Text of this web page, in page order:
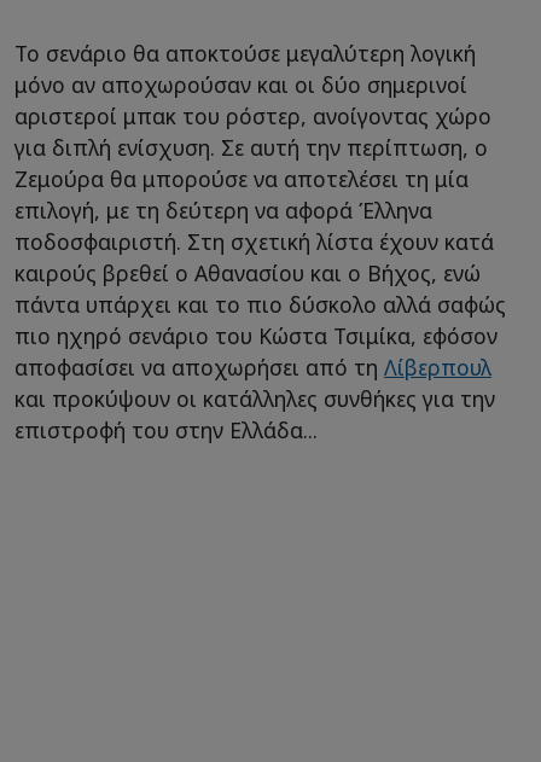
Το σενάριο θα αποκτούσε μεγαλύτερη λογική
μόνο αν αποχωρούσαν και οι δύο σημερινοί
αριστεροί μπακ του ρόστερ, ανοίγοντας χώρο
για διπλή ενίσχυση. Σε αυτή την περίπτωση, ο
Ζεμούρα θα μπορούσε να αποτελέσει τη μία
επιλογή, με τη δεύτερη να αφορά Έλληνα
ποδοσφαιριστή. Στη σχετική λίστα έχουν κατά
καιρούς βρεθεί ο Αθανασίου και ο Βήχος, ενώ
πάντα υπάρχει και το πιο δύσκολο αλλά σαφώς
πιο ηχηρό σενάριο του Κώστα Τσιμίκα, εφόσον
αποφασίσει να αποχωρήσει από τη Λίβερπουλ
και προκύψουν οι κατάλληλες συνθήκες για την
επιστροφή του στην Ελλάδα...